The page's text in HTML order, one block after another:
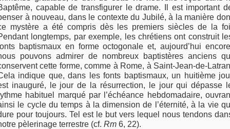
capable de transfigurer le drame. Il est important
à nouveau, dans le contexte du Jubilé, à la manière
mystère a été compris dès les premiers siècles de la
longtemps, par exemple, les chrétiens ont construit
baptismaux en forme octogonale et, aujourd’hui
pouvons admirer de nombreux baptistères anciens
cette forme, comme à Rome, à Saint-Jean-de-
indique que, dans les fonts baptismaux, un huitième
inauguré, le jour de la résurrection, le jour qui dépasse
habituel marqué par l’échéance hebdomadaire,
le cycle du temps à la dimension de l’éternité, à la vie
pour toujours. Tel est le but vers lequel nous tendons
pèlerinage terrestre (cf. Rm 6, 22).